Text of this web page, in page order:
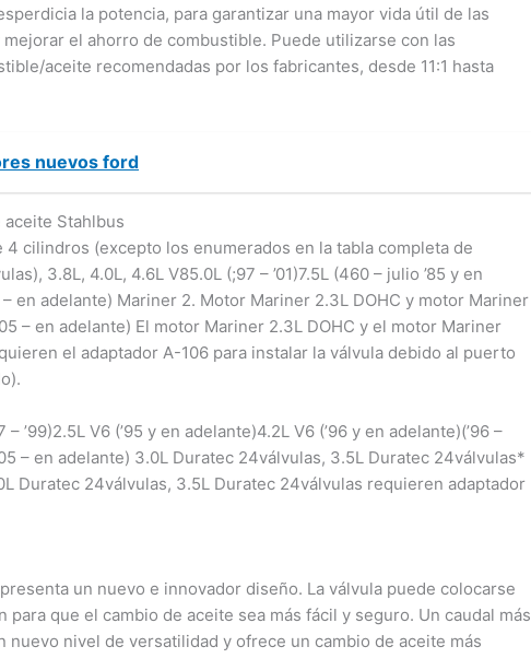
la potencia, para garantizar una mayor vida útil de las
mejorar el ahorro de combustible. Puede utilizarse con las
aceite recomendadas por los fabricantes, desde 11:1 hasta
nuevos ford
aceite Stahlbus
4 cilindros (excepto los enumerados en la tabla completa de
3.8L, 4.0L, 4.6L V85.0L (;97 – ’01)7.5L (460 – julio ’85 y en
– en adelante) Mariner 2. Motor Mariner 2.3L DOHC y motor Mariner
– en adelante) El motor Mariner 2.3L DOHC y el motor Mariner
el adaptador A-106 para instalar la válvula debido al puerto
– ’99)2.5L V6 (’95 y en adelante)4.2L V6 (’96 y en adelante)(’96 –
– en adelante) 3.0L Duratec 24válvulas, 3.5L Duratec 24válvulas*
Duratec 24válvulas, 3.5L Duratec 24válvulas requieren adaptador
un nuevo e innovador diseño. La válvula puede colocarse
para que el cambio de aceite sea más fácil y seguro. Un caudal más
nuevo nivel de versatilidad y ofrece un cambio de aceite más